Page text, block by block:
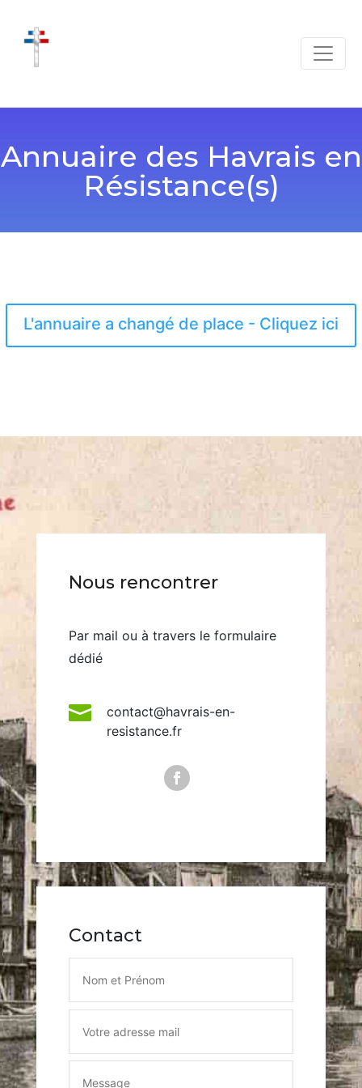
Annuaire des Havrais en
Résistance(s)
L'annuaire a changé de place - Cliquez ici
Nous rencontrer
Par mail ou à travers le formulaire
dédié

contact@havrais-en-
resistance.fr
Contact